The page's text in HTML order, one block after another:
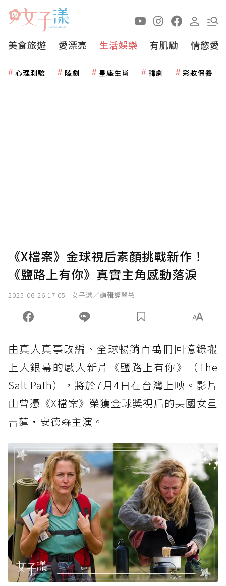
美食旅遊 愛漂亮 生活娛樂 有肌勵 情慾愛
心理測驗 陸劇 星座生肖 韓劇 彩妝保養
《X檔案》金球視后素顏挑戰新作！
《鹽路上有你》真實主角感動落淚
2025-06-26 17:05 女子漾／編輯譚麗敏
由真人真事改編、全球暢銷百萬冊回憶錄搬
上大銀幕的感人新片《鹽路上有你》（The
Salt Path），將於7月4日在台灣上映。影片
由曾憑《X檔案》榮獲金球獎視后的英國女星
吉蓮·安德森主演。